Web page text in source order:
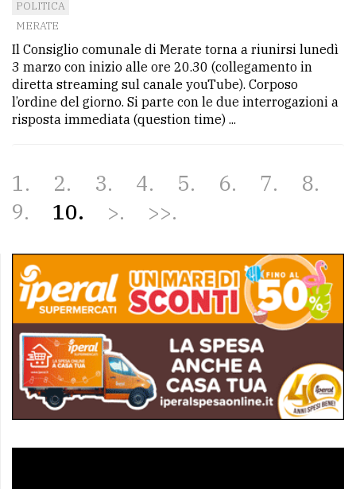
POLITICA
MERATE
Il Consiglio comunale di Merate torna a riunirsi lunedì
3 marzo con inizio alle ore 20.30 (collegamento in
diretta streaming sul canale youTube). Corposo
l’ordine del giorno. Si parte con le due interrogazioni a
risposta immediata (question time) ...
1 2 3 4 5 6 7
8
9
10 > >>